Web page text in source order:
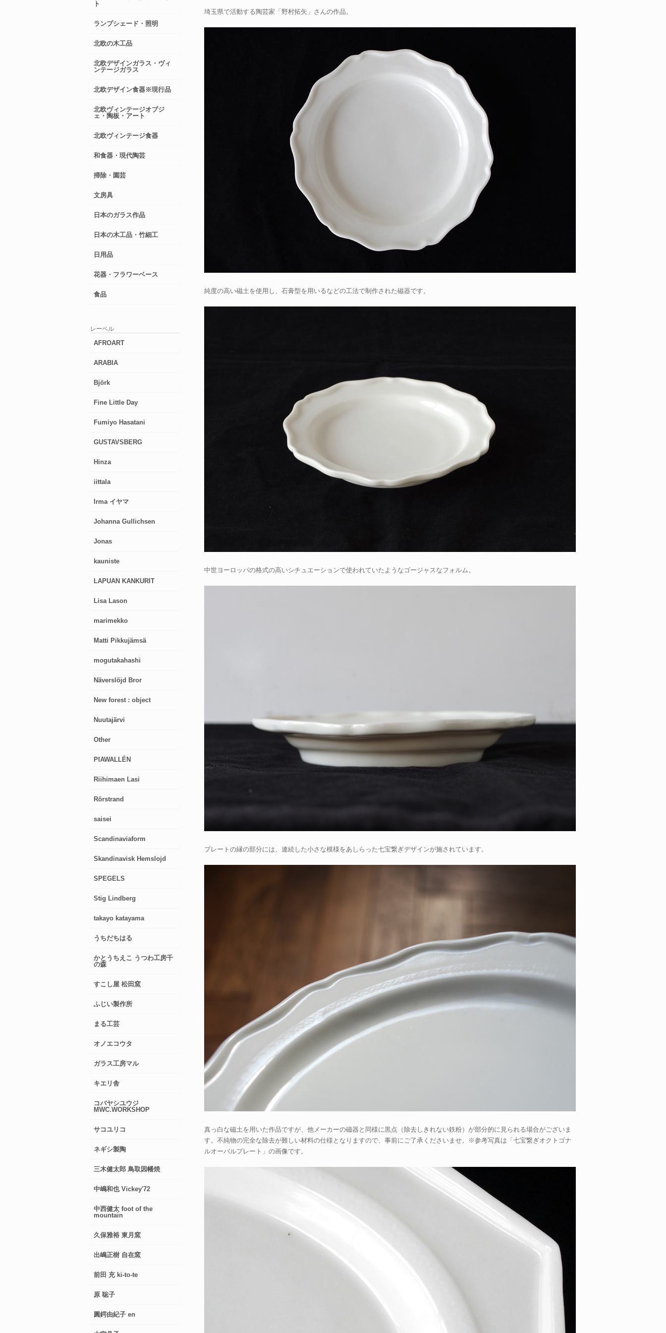
埼玉県で活動する陶芸家「野村拓矢」さんの作品。
純度の高い磁土を使用し、石膏型を用いるなどの工法で制作された磁器です。
中世ヨーロッパの格式の高いシチュエーションで使われていたようなゴージャスなフォルム。
プレートの縁の部分には、連続した小さな模様をあしらった七宝繋ぎデザインが施されています。
真っ白な磁土を用いた作品ですが、他メーカーの磁器と同様に黒点（除去しきれない鉄粉）が部分的に見られる場合がございま
す。不純物の完全な除去が難しい材料の仕様となりますので、事前にご了承くださいませ。※参考写真は「七宝繋ぎオクトゴナ
ルオーバルプレート」の画像です。
ト
ランプシェード・照明
北欧の木工品
北欧デザインガラス・ヴィ
ンテージガラス
北欧デザイン食器※現行品
北欧ヴィンテージオブジ
ェ・陶板・アート
北欧ヴィンテージ食器
和食器・現代陶芸
掃除・園芸
文房具
日本のガラス作品
日本の木工品・竹細工
日用品
花器・フラワーベース
食品
レーベル
AFROART
ARABIA
Björk
Fine Little Day
Fumiyo Hasatani
GUSTAVSBERG
Hinza
iittala
Irma イヤマ
Johanna Gullichsen
Jonas
kauniste
LAPUAN KANKURIT
Lisa Lason
marimekko
Matti Pikkujämsä
mogutakahashi
Näverslöjd Bror
New forest : object
Nuutajärvi
Other
PIAWALLÉN
Riihimaen Lasi
Rörstrand
saisei
Scandinaviaform
Skandinavisk Hemslojd
SPEGELS
Stig Lindberg
takayo katayama
うちだちはる
かとうちえこ うつわ工房千
の森
すこし屋 松田窯
ふじい製作所
まる工芸
オノエコウタ
ガラス工房マル
キエリ舎
コバヤシユウジ
MWC.WORKSHOP
サコユリコ
ネギシ製陶
三木健太郎 鳥取因幡焼
中嶋和也 Vickey'72
中西健太 foot of the
mountain
久保雅裕 東月窯
出嶋正樹 自在窯
前田 充 ki-to-te
原 聡子
圓鍔由紀子 en